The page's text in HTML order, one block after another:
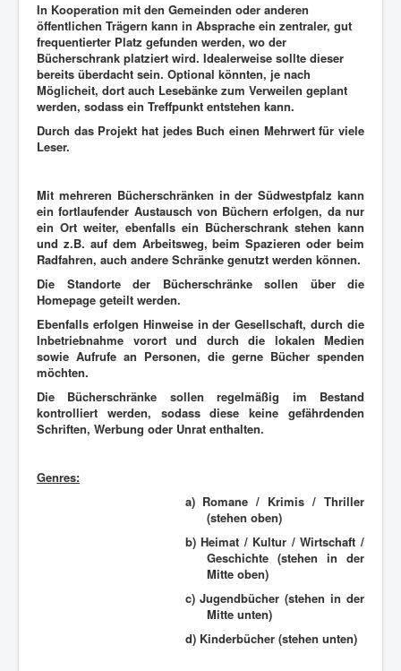
In Kooperation mit den Gemeinden oder anderen
öffentlichen Trägern kann in Absprache ein zentraler, gut
frequentierter Platz gefunden werden, wo der
Bücherschrank platziert wird. Idealerweise sollte dieser
bereits überdacht sein. Optional könnten, je nach
Möglicheit, dort auch Lesebänke zum Verweilen geplant
werden, sodass ein Treffpunkt entstehen kann.
Durch das Projekt hat jedes Buch einen Mehrwert für viele
Leser.
Mit mehreren Bücherschränken in der Südwestpfalz kann
ein fortlaufender Austausch von Büchern erfolgen, da nur
ein Ort weiter, ebenfalls ein Bücherschrank stehen kann
und z.B. auf dem Arbeitsweg, beim Spazieren oder beim
Radfahren, auch andere Schränke genutzt werden können.
Die Standorte der Bücherschränke sollen über die
Homepage geteilt werden.
Ebenfalls erfolgen Hinweise in der Gesellschaft, durch die
Inbetriebnahme vorort und durch die lokalen Medien
sowie Aufrufe an Personen, die gerne Bücher spenden
möchten.
Die Bücherschränke sollen regelmäßig im Bestand
kontrolliert werden, sodass diese keine gefährdenden
Schriften, Werbung oder Unrat enthalten.
Genres:
a) Romane / Krimis / Thriller
(stehen oben)
b) Heimat / Kultur / Wirtschaft /
Geschichte (stehen in der
Mitte oben)
c) Jugendbücher (stehen in der
Mitte unten)
d) Kinderbücher (stehen unten)